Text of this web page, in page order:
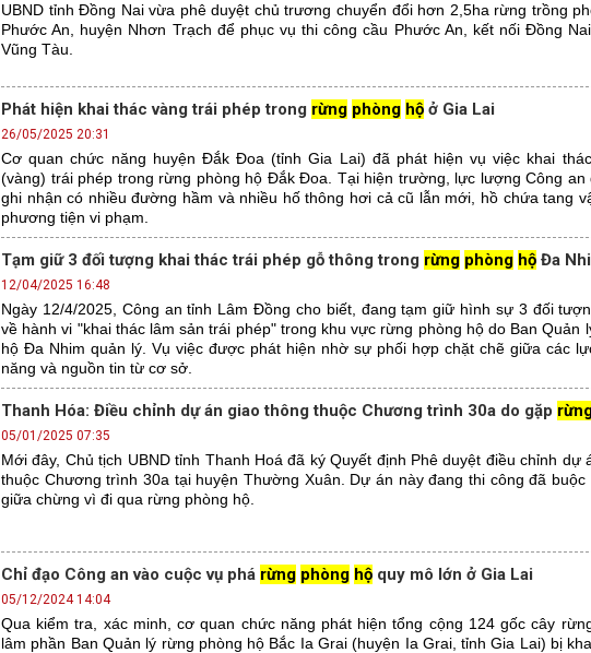
UBND tỉnh Đồng Nai vừa phê duyệt chủ trương chuyển đổi hơn 2,5ha rừng trồng
Phước An, huyện Nhơn Trạch để phục vụ thi công cầu Phước An, kết nối Đồng
Vũng Tàu.
Phát hiện khai thác vàng trái phép trong rừng phòng hộ ở Gia Lai
26/05/2025 20:31
Cơ quan chức năng huyện Đắk Đoa (tỉnh Gia Lai) đã phát hiện vụ việc khai
(vàng) trái phép trong rừng phòng hộ Đắk Đoa. Tại hiện trường, lực lượng Công an
ghi nhận có nhiều đường hầm và nhiều hố thông hơi cả cũ lẫn mới, hồ chứa tang
phương tiện vi phạm.
Tạm giữ 3 đối tượng khai thác trái phép gỗ thông trong rừng phòng hộ Đa
12/04/2025 16:48
Ngày 12/4/2025, Công an tỉnh Lâm Đồng cho biết, đang tạm giữ hình sự 3 đối
về hành vi "khai thác lâm sản trái phép" trong khu vực rừng phòng hộ do Ban Quản
hộ Đa Nhim quản lý. Vụ việc được phát hiện nhờ sự phối hợp chặt chẽ giữa các
năng và nguồn tin từ cơ sở.
Thanh Hóa: Điều chỉnh dự án giao thông thuộc Chương trình 30a do gặp
05/01/2025 07:35
Mới đây, Chủ tịch UBND tỉnh Thanh Hoá đã ký Quyết định Phê duyệt điều chỉnh dự
thuộc Chương trình 30a tại huyện Thường Xuân. Dự án này đang thi công đã buộc
giữa chừng vì đi qua rừng phòng hộ.
Chỉ đạo Công an vào cuộc vụ phá rừng phòng hộ quy mô lớn ở Gia Lai
05/12/2024 14:04
Qua kiểm tra, xác minh, cơ quan chức năng phát hiện tổng cộng 124 gốc cây
lâm phần Ban Quản lý rừng phòng hộ Bắc Ia Grai (huyện Ia Grai, tỉnh Gia Lai) bị